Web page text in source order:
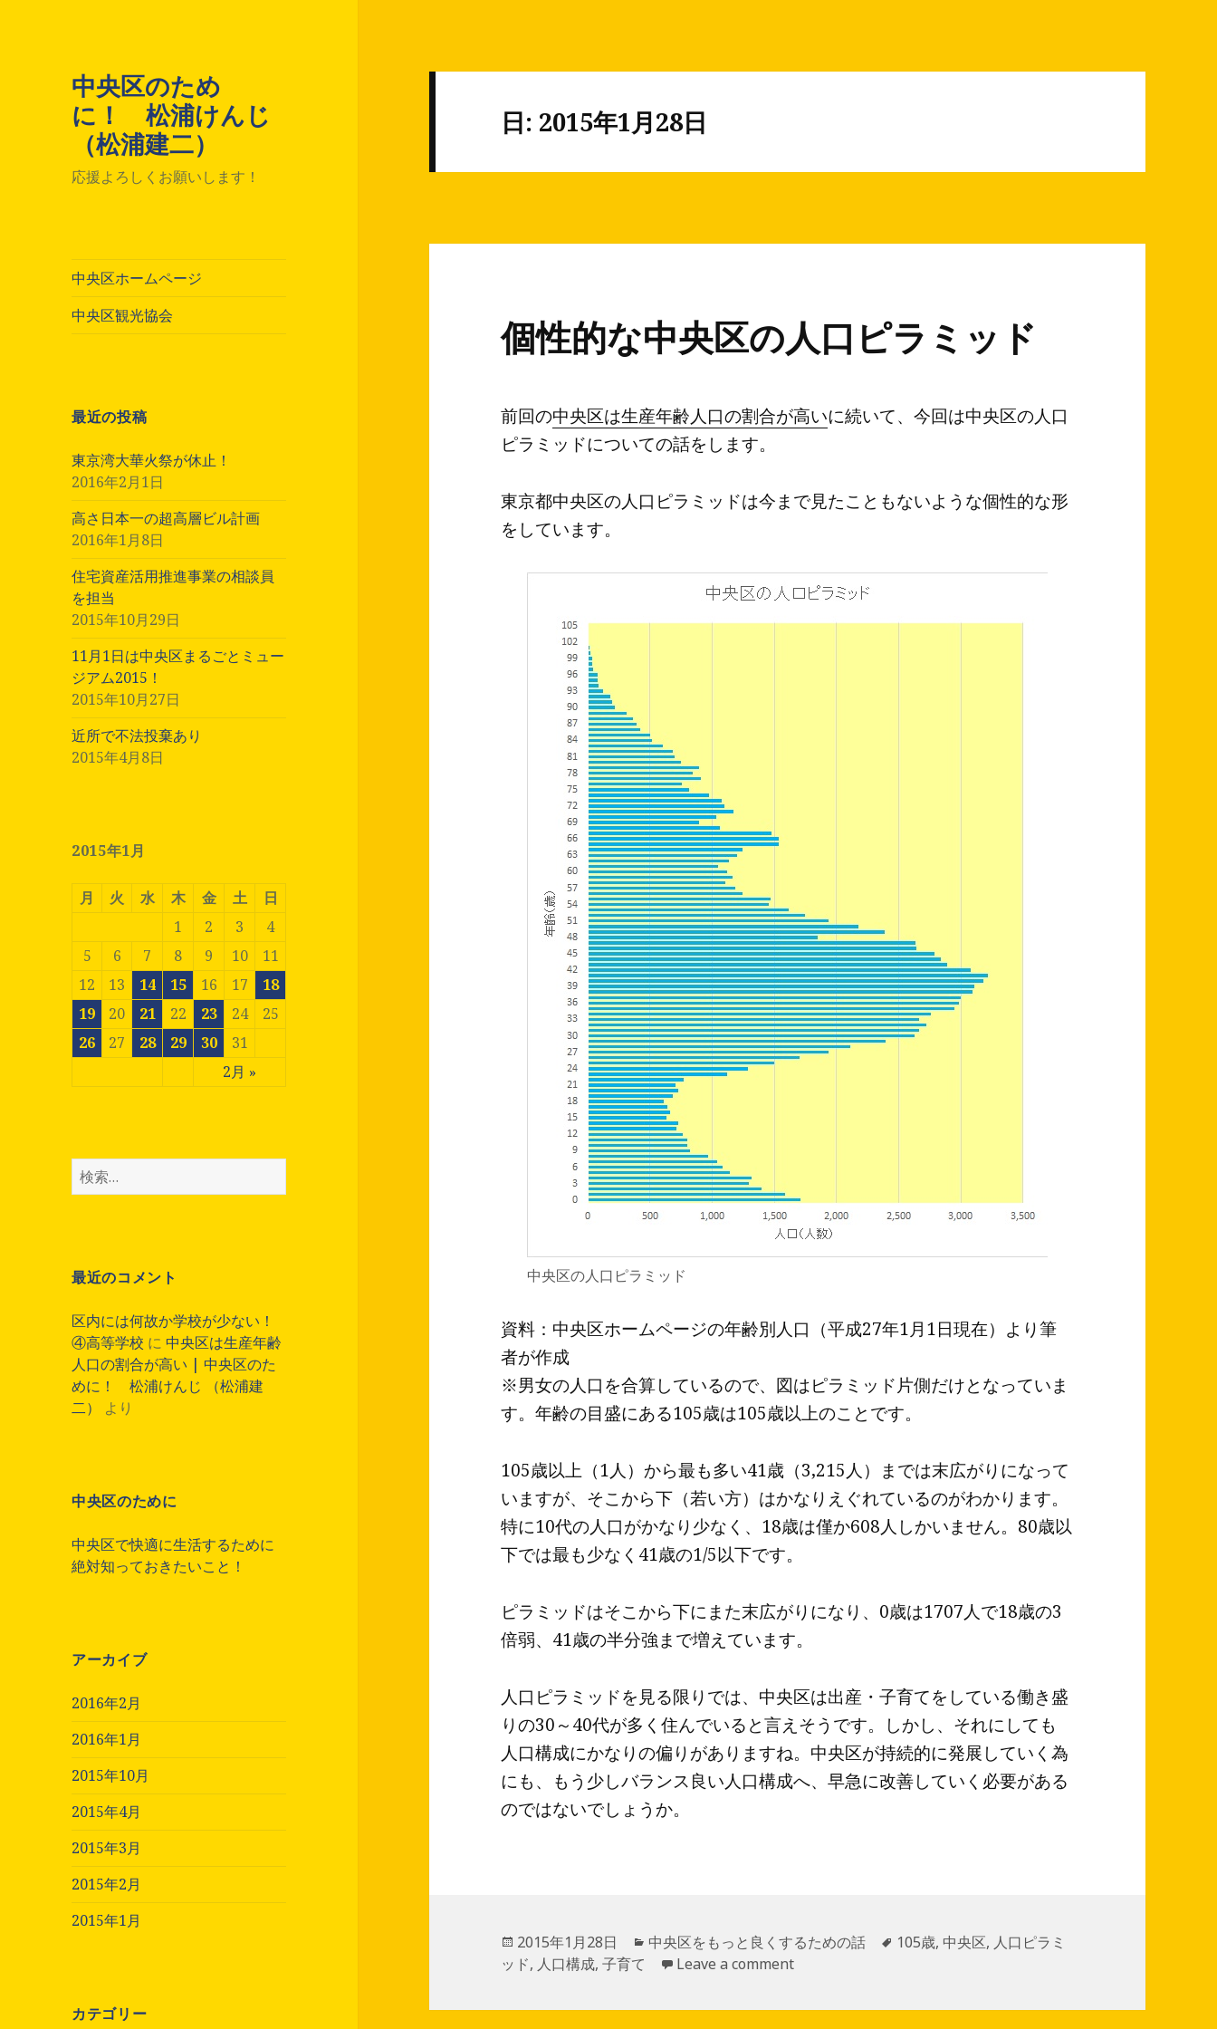
中央区のため
に！ 松浦けんじ
（松浦建二）
応援よろしくお願いします！
中央区ホームページ
中央区観光協会
最近の投稿
東京湾大華火祭が休止！
2016年2月1日
高さ日本一の超高層ビル計画
2016年1月8日
住宅資産活用推進事業の相談員
を担当
2015年10月29日
11月1日は中央区まるごとミュー
ジアム2015！
2015年10月27日
近所で不法投棄あり
2015年4月8日
2015年1月
月 火 水 木 金 土 日
2月 »
1 2 3
4
5
6 7 8 9 10
11
12
13 14 15 16 17
18
19
20 21 22 23 24
25
26
27 28 29 30 31
検
索
最近のコメント
区内には何故か学校が少ない！
④高等学校 に中央区は生産年齢
人口の割合が高い | 中央区のた
めに！ 松浦けんじ （松浦建
二）
より
中央区のために
中央区で快適に生活するために
絶対知っておきたいこと！
アーカイブ
2016年2月
2016年1月
2015年10月
2015年4月
2015年3月
2015年2月
2015年1月
カテゴリー
日: 2015年1月28日
個性的な中央区の人口ピラミッド
前回の中央区は生産年齢人口の割合が高いに続いて、今回は中央区の人口
ピラミッドについての話をします。
東京都中央区の人口ピラミッドは今まで見たこともないような個性的な形
をしています。
中央区の人口ピラミッド
資料：中央区ホームページの年齢別人口（平成27年1月1日現在）より筆
者が作成
※男女の人口を合算しているので、図はピラミッド片側だけとなっていま
す。年齢の目盛にある105歳は105歳以上のことです。
105歳以上（1人）から最も多い41歳（3,215人）までは末広がりになって
いますが、そこから下（若い方）はかなりえぐれているのがわかります。
特に10代の人口がかなり少なく、18歳は僅か608人しかいません。80歳以
下では最も少なく41歳の1/5以下です。
ピラミッドはそこから下にまた末広がりになり、0歳は1707人で18歳の3
倍弱、41歳の半分強まで増えています。
人口ピラミッドを見る限りでは、中央区は出産・子育てをしている働き盛
りの30～40代が多く住んでいると言えそうです。しかし、それにしても
人口構成にかなりの偏りがありますね。中央区が持続的に発展していく為
にも、もう少しバランス良い人口構成へ、早急に改善していく必要がある
のではないでしょうか。
投
稿
2015年1月28日
カ
テ
リ
中央区をもっと良くするための話
タ
105歳, 中央区, 人口ピラミ
ッド, 人口構成,子育て Leave a comment